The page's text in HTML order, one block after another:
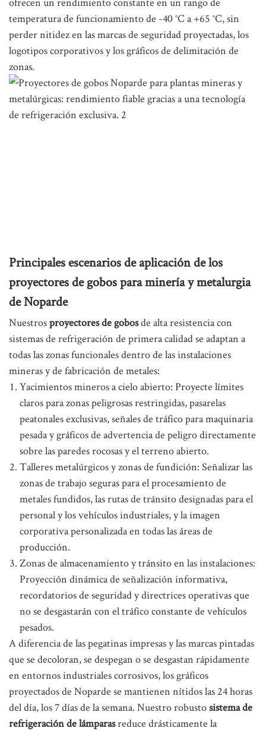
temperatura de funcionamiento de -40 °C a +65 °C, sin
perder nitidez en las marcas de seguridad proyectadas, los
logotipos corporativos y los gráficos de delimitación de
zonas.
Principales escenarios de aplicación de los
proyectores de gobos para minería y metalurgia
de Noparde
Nuestrosproyectores de gobosde alta resistencia con
sistemas de refrigeración de primera calidad se adaptan a
todas las zonas funcionales dentro de las instalaciones
mineras y de fabricación de metales:
Yacimientos mineros a cielo abierto: Proyecte límites
claros para zonas peligrosas restringidas, pasarelas
peatonales exclusivas, señales de tráfico para maquinaria
pesada y gráficos de advertencia de peligro directamente
sobre las paredes rocosas y el terreno abierto.
Talleres metalúrgicos y zonas de fundición: Señalizar las
zonas de trabajo seguras para el procesamiento de
metales fundidos, las rutas de tránsito designadas para el
personal y los vehículos industriales, y la imagen
corporativa personalizada en todas las áreas de
producción.
Zonas de almacenamiento y tránsito en las instalaciones:
Proyección dinámica de señalización informativa,
recordatorios de seguridad y directrices operativas que
no se desgastarán con el tráfico constante de vehículos
pesados.
A diferencia de las pegatinas impresas y las marcas pintadas
que se decoloran, se despegan o se desgastan rápidamente
en entornos industriales corrosivos, los gráficos
proyectados de Noparde se mantienen nítidos las 24 horas
del día, los 7 días de la semana. Nuestro robustosistema de
refrigeración de lámparasreduce drásticamente la